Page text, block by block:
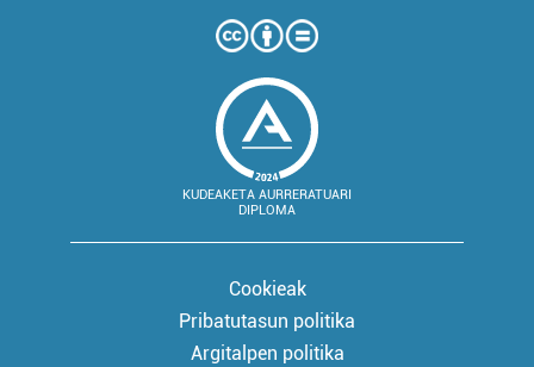
KUDEAKETA AURRERATUARI
DIPLOMA
Cookieak
Pribatutasun politika
Argitalpen politika